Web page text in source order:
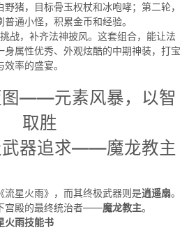
猪，目标骨玉权杖和冰咆哮；第二轮，
通小怪，积累金币和经验。
战，补齐法神披风。这套组合，能让法
身属性优秀、外观炫酷的中期神装，打宝
率的盛宴。
武器追求——魔龙教主
流星火雨》，而其终极武器则是逍遥扇。
宫殿的最终统治者——魔龙教主。
火雨技能书